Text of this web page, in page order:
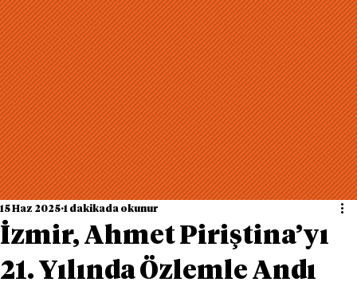
İzmir, Ahmet Piriştina’yı
21. Yılında Özlemle Andı
15 Haz 2025 1 dakikada okunur